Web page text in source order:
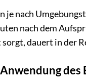
je nach
nach dem
dauert in der